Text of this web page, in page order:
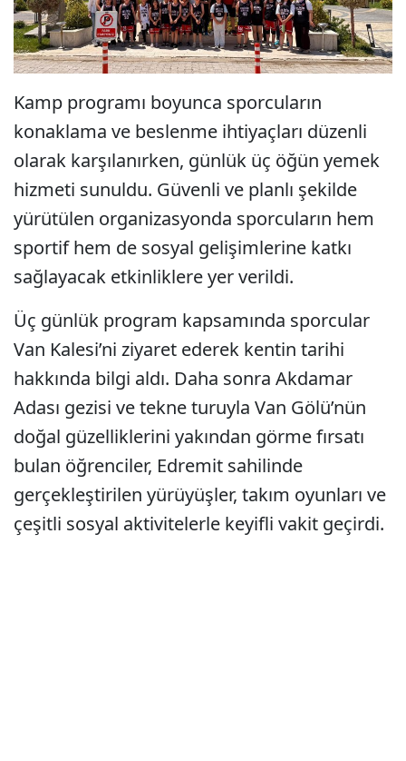
Kamp programı boyunca sporcuların
konaklama ve beslenme ihtiyaçları düzenli
olarak karşılanırken, günlük üç öğün yemek
hizmeti sunuldu. Güvenli ve planlı şekilde
yürütülen organizasyonda sporcuların hem
sportif hem de sosyal gelişimlerine katkı
sağlayacak etkinliklere yer verildi.
Üç günlük program kapsamında sporcular
Van Kalesi’ni ziyaret ederek kentin tarihi
hakkında bilgi aldı. Daha sonra Akdamar
Adası gezisi ve tekne turuyla Van Gölü’nün
doğal güzelliklerini yakından görme fırsatı
bulan öğrenciler, Edremit sahilinde
gerçekleştirilen yürüyüşler, takım oyunları ve
çeşitli sosyal aktivitelerle keyifli vakit geçirdi.